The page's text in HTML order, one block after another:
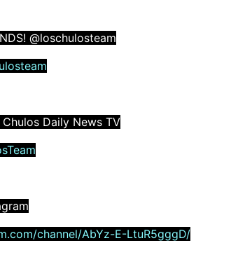
@loschulosteam
Daily News TV
channel/AbYz-E-LtuR5gggD/